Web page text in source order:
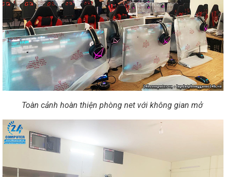
Toàn cảnh hoàn thiện phòng net với không gian mở